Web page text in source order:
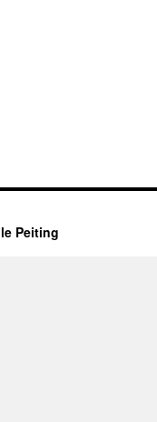
Peiting